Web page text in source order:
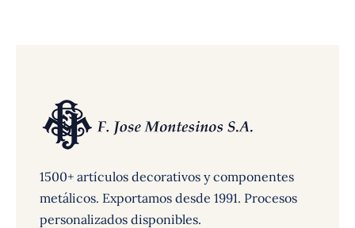
1500+ artículos decorativos y componentes
metálicos. Exportamos desde 1991. Procesos
personalizados disponibles.